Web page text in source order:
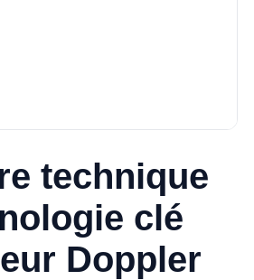
technique
clé
Doppler